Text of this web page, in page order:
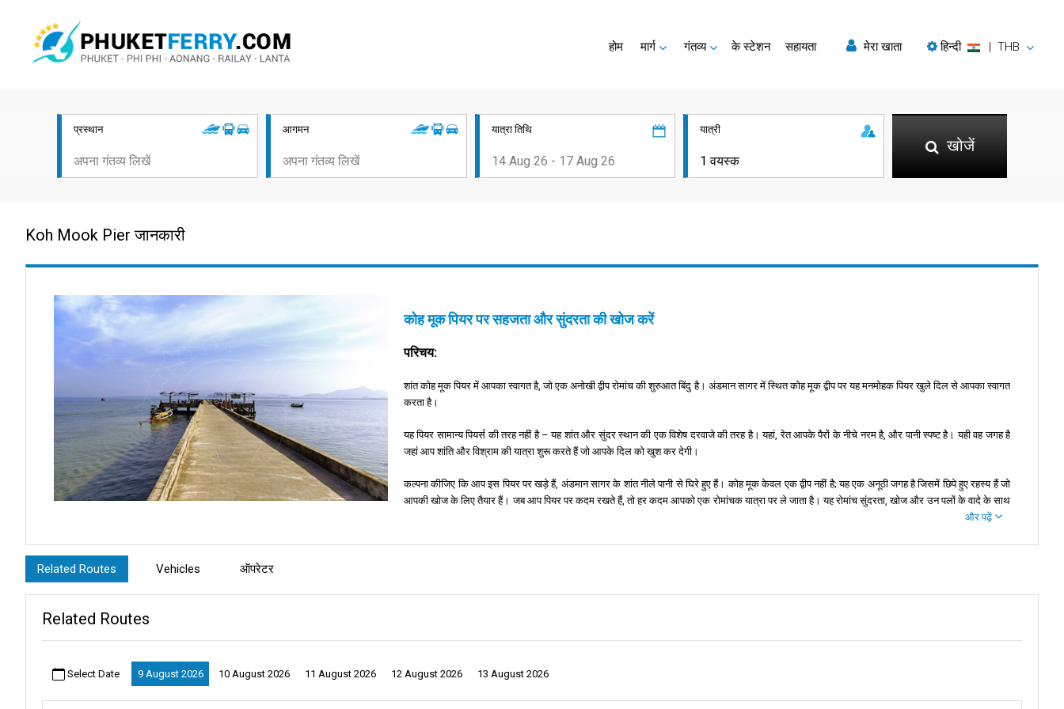
होम मार्ग गंतव्य के स्टेशन सहायता मेरा खाता हिन्दी | THB
प्रस्थान आगमन यात्रा तिथि यात्री
खोजें
Koh Mook Pier जानकारी
कोह मूक पियर पर सहजता और सुंदरता की खोज करें
परिचय:
शांत कोह मूक पियर में आपका स्वागत है, जो एक अनोखी द्वीप रोमांच की शुरुआत बिंदु है। अंडमान सागर में स्थित कोह मूक द्वीप पर यह मनमोहक पियर खुले दिल से आपका स्वागत
करता है।
यह पियर सामान्य पियर्स की तरह नहीं है – यह शांत और सुंदर स्थान की एक विशेष दरवाजे की तरह है। यहां, रेत आपके पैरों के नीचे नरम है, और पानी स्पष्ट है। यही वह जगह है
जहां आप शांति और विश्राम की यात्रा शुरू करते हैं जो आपके दिल को खुश कर देगी।
कल्पना कीजिए कि आप इस पियर पर खड़े हैं, अंडमान सागर के शांत नीले पानी से घिरे हुए हैं। कोह मूक केवल एक द्वीप नहीं है; यह एक अनूठी जगह है जिसमें छिपे हुए रहस्य हैं जो
आपकी खोज के लिए तैयार हैं। जब आप पियर पर कदम रखते हैं, तो हर कदम आपको एक रोमांचक यात्रा पर ले जाता है। यह रोमांच सुंदरता, खोज और उन पलों के वादे के साथ
तरह है जहां प्रकृति की सुंदरता मुख्य सितारा है।
क्या आप एक ऐसी यात्रा पर निकलने के लिए तैयार हैं जो आपको विस्मित कर देगी? कोह मूक पियर आपका प्रवेश द्वार है, आपके द्वीप और उससे आगे की आकर्षक चमत्कारों के लिए आपका मार्ग। जैसे ही आप पियर पर कदम रखते हैं, आप एक ऐसी दुनिया में कदम रख रहे हैं जहां
साधारण असाधारण में बदल जाता है। अपनी साहसिक यात्रा शुरू करें – कोह मूक पियर एक यादगार खोज की शुरुआत मात्र है।
और पढ़ें
Related Routes Vehicles ऑपरेटर
Related Routes
Select Date 9 August 2026 10 August 2026 11 August 2026 12 August 2026 13 August 2026